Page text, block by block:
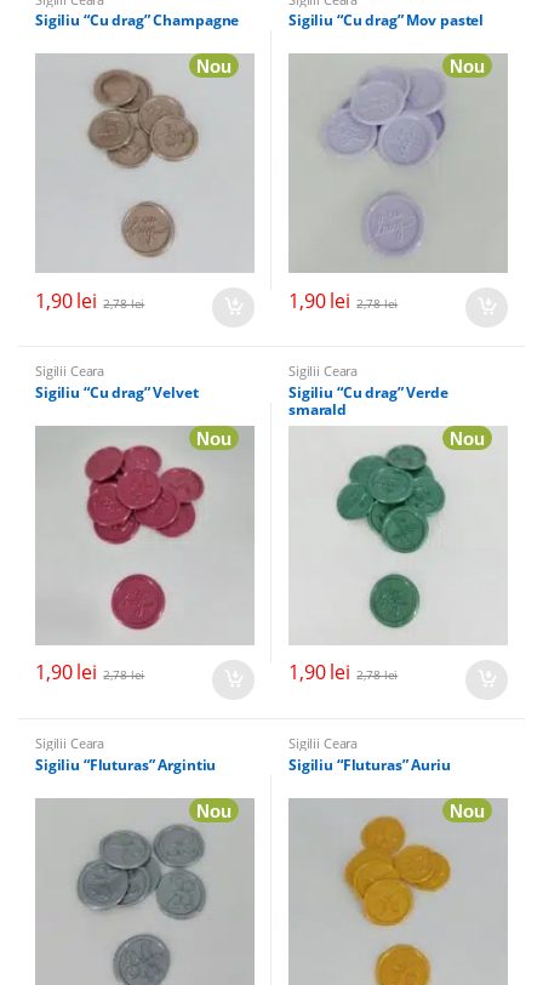
Sigiliu “Cu drag” Champagne
Nou
1,90lei 2,78lei
Sigiliu “Cu drag” Mov pastel
Nou
1,90lei 2,78lei
Sigilii Ceara
Sigiliu “Cu drag” Velvet
Nou
1,90lei 2,78lei
Sigilii Ceara
Sigiliu “Cu drag” Verde
smarald
Nou
1,90lei 2,78lei
Sigilii Ceara
Sigiliu “Fluturas” Argintiu
Nou
Sigilii Ceara
Sigiliu “Fluturas” Auriu
Nou